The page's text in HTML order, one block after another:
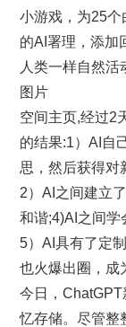
小游戏，为25个
的AI署理，添加
人类一样自然活
图片
空间主页,经过2
的结果:1）AI自
思，然后获得对
2）AI之间建立
和谐;4)AI之间学
5）AI具有了定
也火爆出圈，成
今日，
忆存储。尽管整